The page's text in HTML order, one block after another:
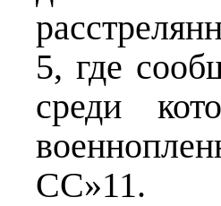
5, где
среди
СС»11.